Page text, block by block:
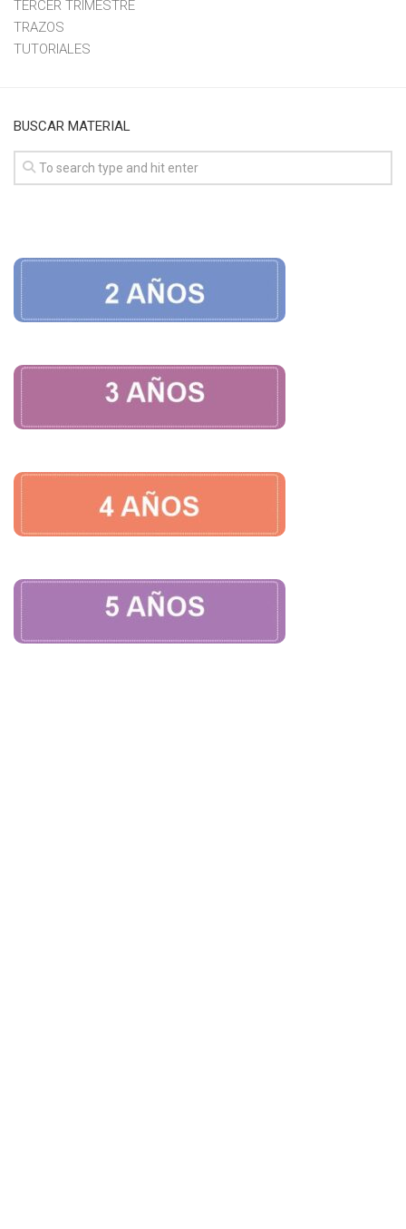
TERCER TRIMESTRE
TRAZOS
TUTORIALES
BUSCAR MATERIAL